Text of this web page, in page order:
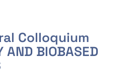
Colloquium
AND BIOBASED